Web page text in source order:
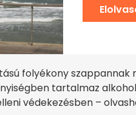
folyékony szappannak
tartalmaz
védekezésben –